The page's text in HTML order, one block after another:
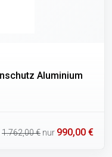
Aluminium
1.762,00 € nur 990,00 €